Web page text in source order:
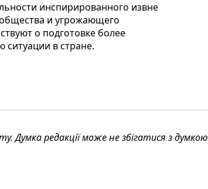
инспирированного извне
и угрожающего
о подготовке более
ситуации в стране.
Думка редакції може не збігатися з думкою